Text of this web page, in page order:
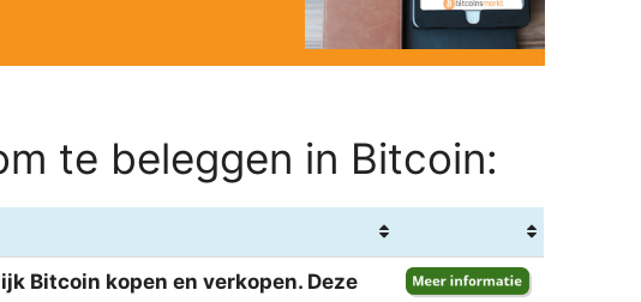
te beleggen in Bitcoin:
Bitcoin kopen en verkopen. Deze